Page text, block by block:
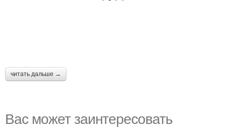
читать дальше →
Вас может заинтересовать